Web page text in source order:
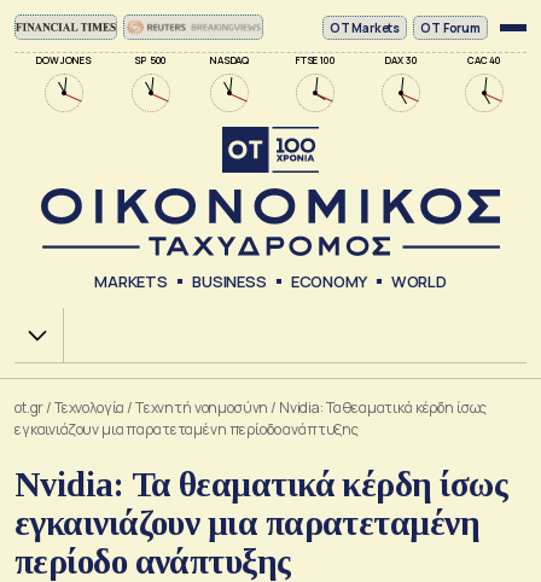
DOW JONES SP 500 NASDAQ FTSE 100 DAX 30 CAC 40
ΟΤ Markets OT Forum
MARKETS BUSINESS ECONOMY WORLD
Χ.Α.
ot.gr/Τεχνολογία /Tεχνητή νοημοσύνη / Nvidia: Τα θεαματικά κέρδη ίσως
εγκαινιάζουν μια παρατεταμένη περίοδο ανάπτυξης
Nvidia: Τα θεαματικά κέρδη ίσως
εγκαινιάζουν μια παρατεταμένη
περίοδο ανάπτυξης